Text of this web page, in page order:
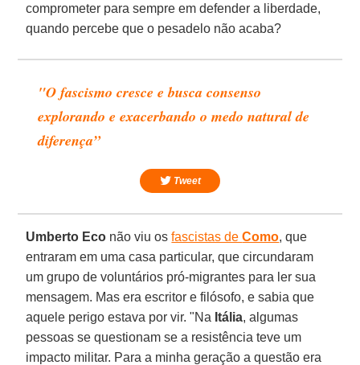
comprometer para sempre em defender a liberdade,
quando percebe que o pesadelo não acaba?
"O fascismo cresce e busca consenso
explorando e exacerbando o medo natural de
diferença”
Tweet
Umberto Eco não viu osfascistas deComo, que
entraram em uma casa particular, que circundaram
um grupo de voluntários pró-migrantes para ler sua
mensagem. Mas era escritor e filósofo, e sabia que
aquele perigo estava por vir. "Na Itália, algumas
pessoas se questionam se a resistência teve um
impacto militar. Para a minha geração a questão era